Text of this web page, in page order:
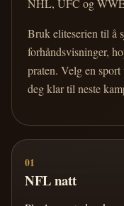
NHL, UFC og
Bruk eliteserien til å
forhåndsvisninger,
praten. Velg en
deg klar til neste
01
NFL natt